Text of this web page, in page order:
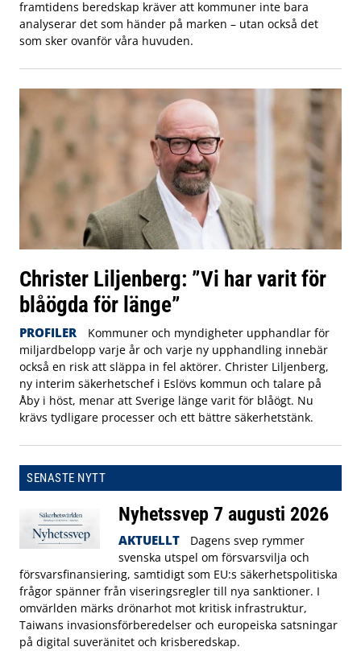
framtidens beredskap kräver att kommuner inte bara
analyserar det som händer på marken – utan också det
som sker ovanför våra huvuden.
Christer Liljenberg: ”Vi har varit för
blåögda för länge”
PROFILER
Kommuner och myndigheter upphandlar för
miljardbelopp varje år och varje ny upphandling innebär
också en risk att släppa in fel aktörer. Christer Liljenberg,
ny interim säkerhetschef i Eslövs kommun och talare på
Åby i höst, menar att Sverige länge varit för blåögt. Nu
krävs tydligare processer och ett bättre säkerhetstänk.
SENASTE NYTT
Nyhetssvep 7 augusti 2026
AKTUELLT
Dagens svep rymmer
svenska utspel om försvarsvilja och
försvarsfinansiering, samtidigt som EU:s säkerhetspolitiska
frågor spänner från viseringsregler till nya sanktioner. I
omvärlden märks drönarhot mot kritisk infrastruktur,
Taiwans invasionsförberedelser och europeiska satsningar
på digital suveränitet och krisberedskap.